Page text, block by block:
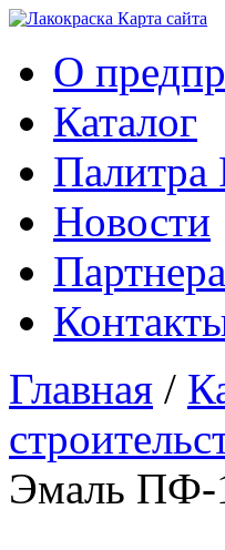
Карта сайтa
О
Каталог
Палитра
Новости
Главная /
Эмаль ПФ-